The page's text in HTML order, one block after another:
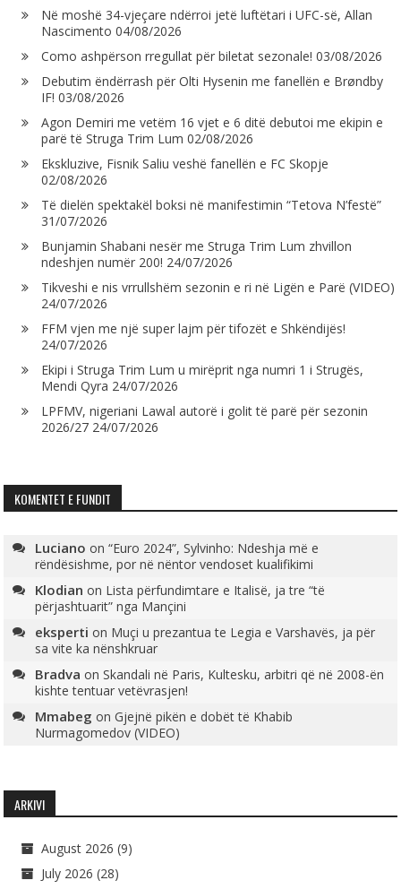
Në moshë 34-vjeçare ndërroi jetë luftëtari i UFC-së, Allan
Nascimento 04/08/2026
Como ashpërson rregullat për biletat sezonale! 03/08/2026
Debutim ëndërrash për Olti Hysenin me fanellën e Brøndby
IF! 03/08/2026
Agon Demiri me vetëm 16 vjet e 6 ditë debutoi me ekipin e
parë të Struga Trim Lum 02/08/2026
Ekskluzive, Fisnik Saliu veshë fanellën e FC Skopje
02/08/2026
Të dielën spektakël boksi në manifestimin “Tetova N’festë”
31/07/2026
Bunjamin Shabani nesër me Struga Trim Lum zhvillon
ndeshjen numër 200! 24/07/2026
Tikveshi e nis vrrullshëm sezonin e ri në Ligën e Parë (VIDEO)
24/07/2026
FFM vjen me një super lajm për tifozët e Shkëndijës!
24/07/2026
Ekipi i Struga Trim Lum u mirëprit nga numri 1 i Strugës,
Mendi Qyra 24/07/2026
LPFMV, nigeriani Lawal autorë i golit të parë për sezonin
2026/27 24/07/2026
KOMENTET E FUNDIT
Luciano on“Euro 2024”, Sylvinho: Ndeshja më e
rëndësishme, por në nëntor vendoset kualifikimi
Klodian on Lista përfundimtare e Italisë, ja tre “të
përjashtuarit” nga Mançini
eksperti on Muçi u prezantua te Legia e Varshavës, ja për
sa vite ka nënshkruar
Bradva onSkandali në Paris, Kultesku, arbitri që në 2008-ën
kishte tentuar vetëvrasjen!
Mmabeg onGjejnë pikën e dobët të Khabib
Nurmagomedov (VIDEO)
ARKIVI
August 2026 (9)
July 2026 (28)